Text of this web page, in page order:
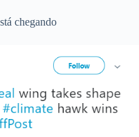
chegando